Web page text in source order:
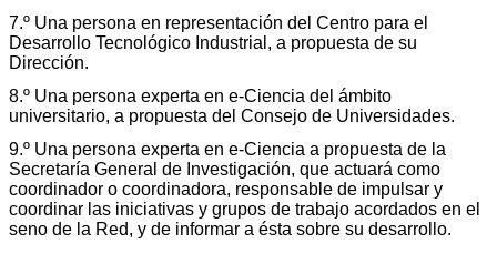
7.º Una persona en representación del Centro para el
Desarrollo Tecnológico Industrial, a propuesta de su
Dirección.
8.º Una persona experta en e-Ciencia del ámbito
universitario, a propuesta del Consejo de Universidades.
9.º Una persona experta en e-Ciencia a propuesta de la
Secretaría General de Investigación, que actuará como
coordinador o coordinadora, responsable de impulsar y
coordinar las iniciativas y grupos de trabajo acordados en el
seno de la Red, y de informar a ésta sobre su desarrollo.